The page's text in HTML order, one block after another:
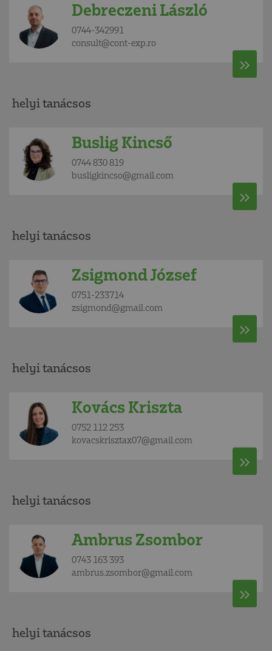
Debreczeni László
0744-342991
consult@cont-exp.ro
helyi tanácsos
Buslig Kincső
0744 830 819
busligkincso@gmail.com
helyi tanácsos
Zsigmond József
0751-233714
zsigmond@gmail.com
helyi tanácsos
Kovács Kriszta
0752 112 253
kovacskrisztax07@gmail.com
helyi tanácsos
Ambrus Zsombor
0743 163 393
ambrus.zsombor@gmail.com
helyi tanácsos